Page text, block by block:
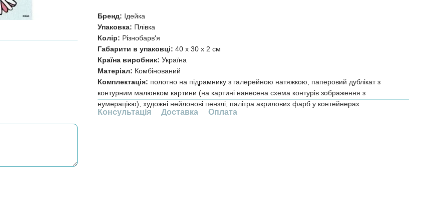
Бренд: Ідейка
Упаковка: Плівка
Колір: Різнобарв'я
Габарити в упаковці: 40 x 30 x 2 см
Країна виробник: Україна
Матеріал: Комбінований
Комплектація: полотно на підрамнику з галерейною натяжкою, паперовий дублікат з
контурним малюнком картини (на картині нанесена схема контурів зображення з
нумерацією), художні нейлонові пензлі, палітра акрилових фарб у контейнерах
Консультація Доставка Оплата